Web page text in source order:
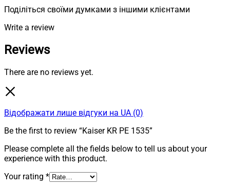
Поділіться своїми думками з іншими клієнтами
Write a review
Reviews
There are no reviews yet.
Відображати лише відгуки на UA (0)
Be the first to review “Kaiser KR PE 1535”
Please complete all the fields below to tell us about your
experience with this product.
Your rating *